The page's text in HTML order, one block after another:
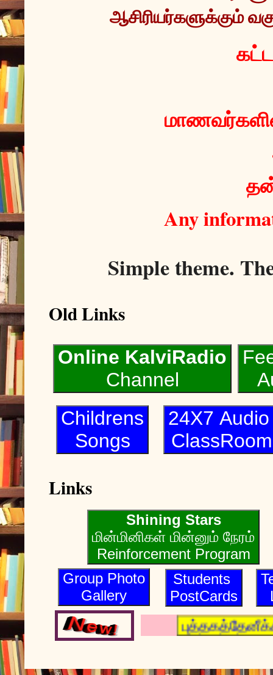
ஆசிரியர்களுக்கும்
Any
Simple theme.
Old Links
Online KalviRadio
Channel
Childrens
Songs
24X7
ClassRoom
Links
Shining Stars
மின்மினிகள் மின்னும் நேரம்
Reinforcement Program
Group Photo
Gallery
Students
PostCards